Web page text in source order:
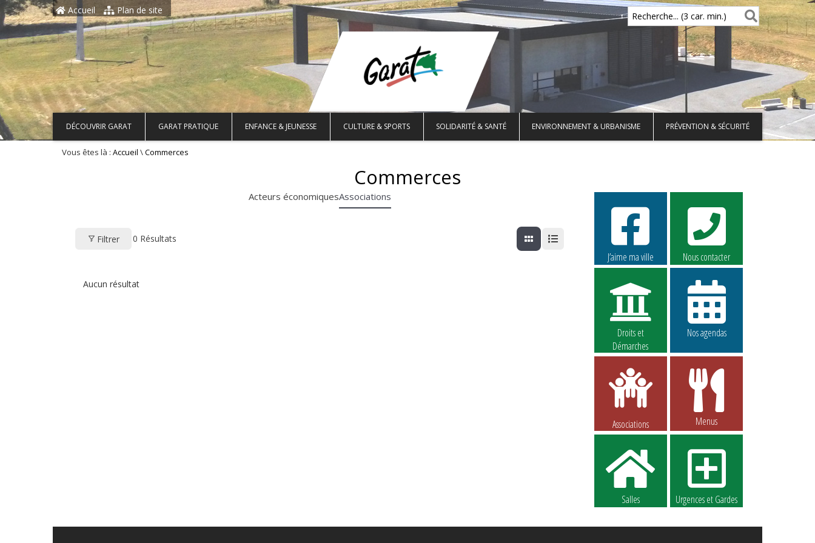
Aller au contenu principal
Accueil Plan de site
Recherche... (3 car. min.)
DÉCOUVRIR GARAT GARAT PRATIQUE ENFANCE & JEUNESSE CULTURE & SPORTS SOLIDARITÉ & SANTÉ ENVIRONNEMENT & URBANISME PRÉVENTION & SÉCURITÉ
Vous êtes là : Accueil \Commerces
Commerces
Acteurs économiquesAssociations
Filtrer 0 Résultats
Aucun résultat
J’aime ma ville Nous contacter
Droits et
Démarches
Nos agendas
Associations Menus
Salles Urgences et Gardes